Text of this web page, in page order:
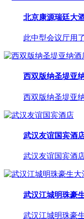
北京康源瑞廷大
此中型会议厅用
西双版纳圣堤亚
西双版纳圣堤亚
武汉友谊国宾酒
武汉友谊国宾酒
武汉江城明珠豪
武汉江城明珠豪